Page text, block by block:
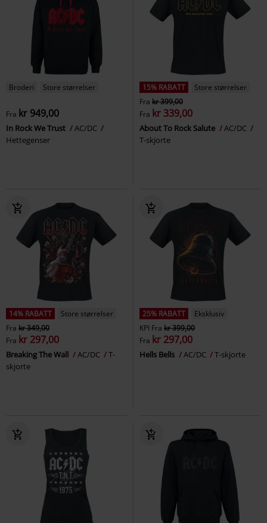
Broderi Store størrelser
Fra kr 949,00
In Rock We Trust
AC/DC
Hettegenser
15% RABATT
Store størrelser
Fra kr 399,00
Fra kr 339,00
About To Rock Salute
AC/DC
T-skjorte
14% RABATT
Store størrelser
Fra kr 349,00
Fra kr 297,00
Breaking The Wall AC/DC
T-
skjorte
25% RABATT
Eksklusiv
KPI Fra kr 399,00
Fra kr 297,00
Hells Bells AC/DC T-skjorte